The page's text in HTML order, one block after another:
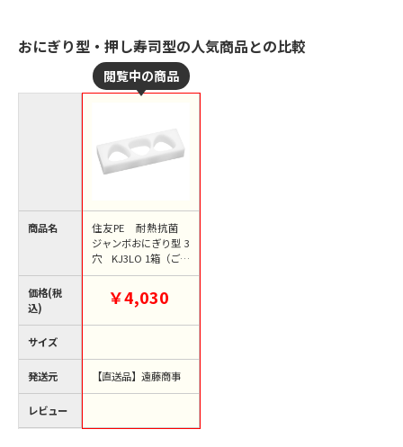
おにぎり型・押し寿司型の人気商品との比較
商品名
価格(税
込)
サイズ
発送元
レビュー
住友PE 耐熱抗菌
ジャンボおにぎり型 3
穴 KJ3LO 1箱（ご注
文単位1箱）【直送
品】￥4,030
【直送品】遠藤商事